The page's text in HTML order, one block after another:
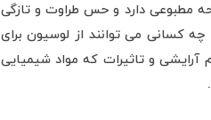
مطبوعی دارد و حس طراوت و تازگی
کسانی می توانند از لوسیون برای
آرایشی و تاثیرات که مواد شیمیایی